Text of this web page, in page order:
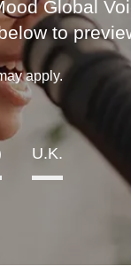
Global
to
apply.
U.K.